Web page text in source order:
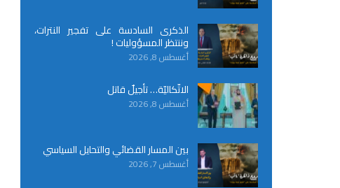
الذكرى السادسة على تفجير النترات،
وننتظر المسؤوليات !
أغسطس 8, 2026
الاتّكاليّة… تأجيلٌ قاتل
أغسطس 8, 2026
بين المسار القضائي والتحايل السياسي
أغسطس 7, 2026